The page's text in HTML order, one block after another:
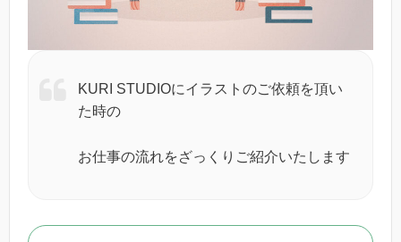
KURI STUDIOにイラストのご依頼を頂い
た時の
お仕事の流れをざっくりご紹介いたします